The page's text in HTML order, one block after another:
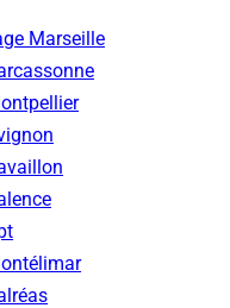
Marseille